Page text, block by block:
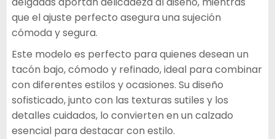
que el ajuste perfecto asegura una sujeción
cómoda y segura.
Este modelo es perfecto para quienes desean un
tacón bajo, cómodo y refinado, ideal para combinar
con diferentes estilos y ocasiones. Su diseño
sofisticado, junto con las texturas sutiles y los
detalles cuidados, lo convierten en un calzado
esencial para destacar con estilo.